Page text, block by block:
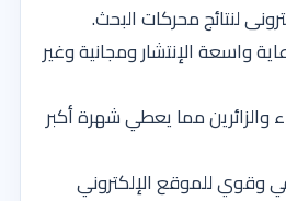
واسعة الإنتشار ومجانية وغير
والزائرين مما يعطي شهرة أكبر
وقوي للموقع الإلكتروني